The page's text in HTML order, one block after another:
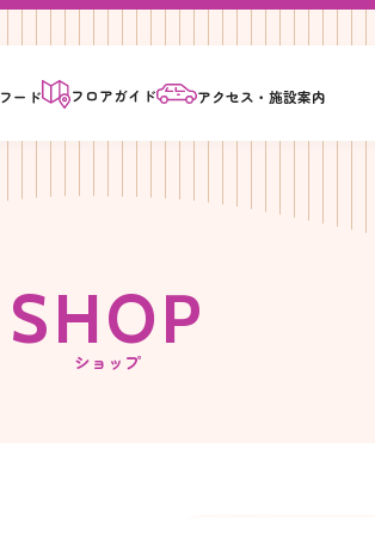
フード フロアガイド アクセス・施設案内
SHOP
ショップ